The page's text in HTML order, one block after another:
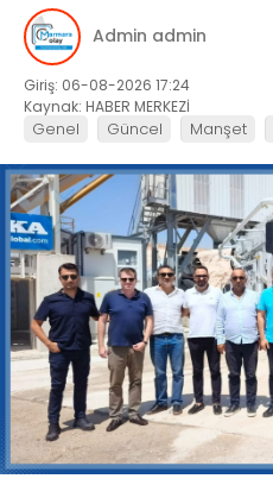
Admin admin
Giriş: 06-08-2026 17:24
Kaynak: HABER MERKEZİ
Genel Güncel Manşet